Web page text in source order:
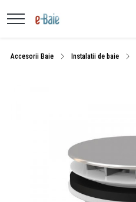
Accesorii Baie Instalatii de baie